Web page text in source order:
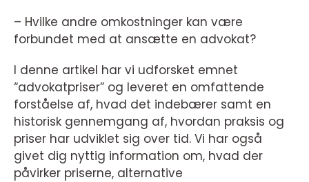
– Hvilke andre omkostninger kan være
forbundet med at ansætte en advokat?
I denne artikel har vi udforsket emnet
“advokatpriser” og leveret en omfattende
forståelse af, hvad det indebærer samt en
historisk gennemgang af, hvordan praksis og
priser har udviklet sig over tid. Vi har også
givet dig nyttig information om, hvad der
påvirker priserne, alternative